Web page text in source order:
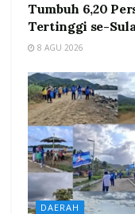
Tumbuh 6,20
Tertinggi se-
8 AGU 2026
DAERAH